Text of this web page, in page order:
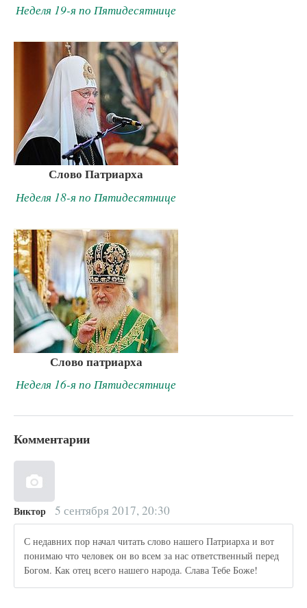
Неделя 19-я по Пятидесятнице
Слово Патриарха
Неделя 18-я по Пятидесятнице
Слово патриарха
Неделя 16-я по Пятидесятнице
Комментарии
Виктор 5 сентября 2017, 20:30
С недавних пор начал читать слово нашего Патриарха и вот
понимаю что человек он во всем за нас ответственный перед
Богом. Как отец всего нашего народа. Слава Тебе Боже!